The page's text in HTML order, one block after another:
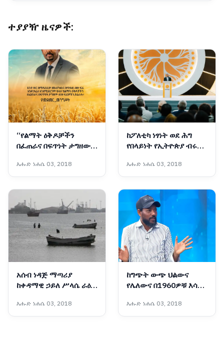
ተያያዥ ዜናዎች:
“የልማት ዕቅዶቻችን
በፈጠራና በፍጥነት ታግዘው
የመደመር መንግሥት
እሑድ ነሐሴ 03, 2018
ከፖለቲካ ነፃነት ወደ ሕግ
የበላይነት የኢትዮጵያ ብሩህ
ምዕራፍ
እሑድ ነሐሴ 03, 2018
አሰብ ነዳጅ ማጣሪያ
ከቀዳማዊ ኃይለ ሥላሴ ራዕይ
አሳዛኝ የታሪክ ምዕራፍ
እሑድ ነሐሴ 03, 2018
ከግጭት ውጭ ህልውና
የሌለውና በ1960ዎቹ እሳቤ
የሕወሓት ቡድን ማንነት
እሑድ ነሐሴ 03, 2018